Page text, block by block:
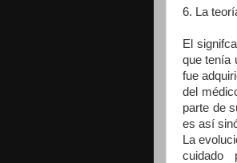
6. La
El
que tenía
fue
del
parte de
es así
La
cuidado